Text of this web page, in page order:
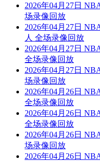
2026年04月27日
场录像回放
2026年04月27日
人 全场录像回放
2026年04月27日
全场录像回放
2026年04月27日
场录像回放
2026年04月26日
全场录像回放
2026年04月26日
全场录像回放
2026年04月26日
场录像回放
2026年04月26日